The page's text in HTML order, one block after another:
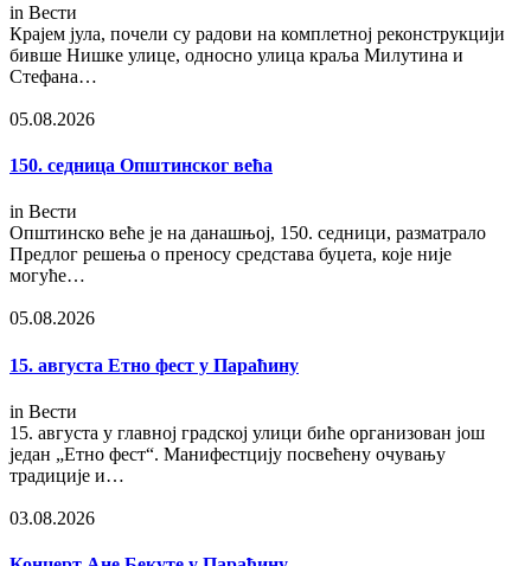
in Вести
Крајем јула, почели су радови на комплетној реконструкцији
бивше Нишке улице, односно улица краља Милутина и
Стефана…
05.08.2026
150. седница Општинског већа
in Вести
Општинско веће је на данашњој, 150. седници, разматрало
Предлог решења о преносу средстава буџета, које није
могуће…
05.08.2026
15. августа Етно фест у Параћину
in Вести
15. августа у главној градској улици биће организован још
један „Етно фест“. Манифестцију посвећену очувању
традиције и…
03.08.2026